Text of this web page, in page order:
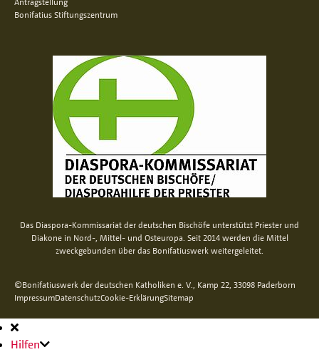
Bonifatius Stiftungszentrum
Das Diaspora-Kommissariat der deutschen Bischöfe unterstützt Priester und
Diakone in Nord-, Mittel- und Osteuropa. Seit 2014 werden die Mittel
zweckgebunden über das Bonifatiuswerk weitergeleitet.
©Bonifatiuswerk der deutschen Katholiken e. V., Kamp 22, 33098 Paderborn
ImpressumDatenschutzCookie-ErklärungSitemap
Hauptnavigation
Hilfen